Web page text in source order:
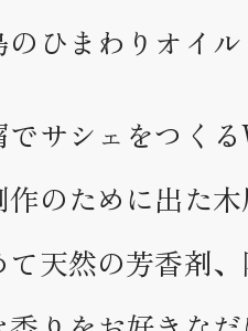
ひまわりオイ
サシェをつく
のために出た
て天然の芳香剤